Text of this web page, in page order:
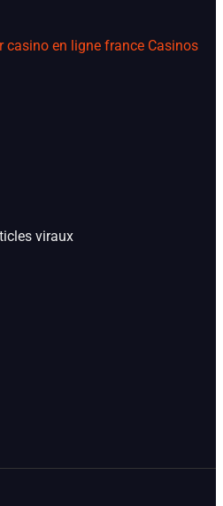
casino en ligne france Casinos
viraux